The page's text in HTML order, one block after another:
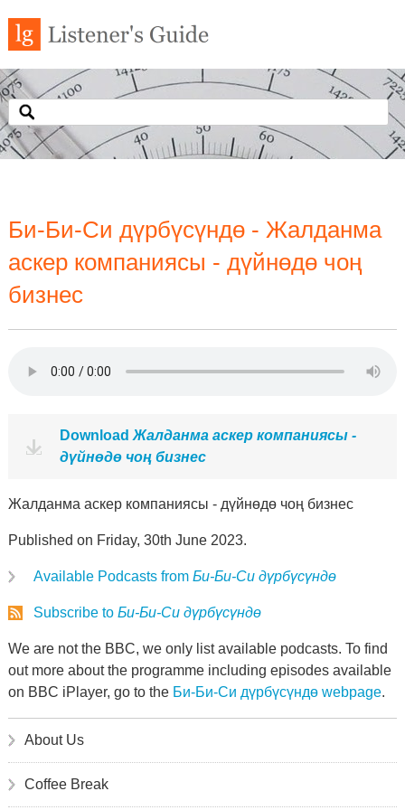
Би-Би-Си дүрбүсүндө - Жалданма
аскер компаниясы - дүйнөдө чоң
бизнес
Download Жалданма аскер компаниясы -
дүйнөдө чоң бизнес
Жалданма аскер компаниясы - дүйнөдө чоң бизнес
Published on Friday, 30th June 2023.
Available Podcasts from Би-Би-Си дүрбүсүндө
Subscribe to Би-Би-Си дүрбүсүндө
We are not the BBC, we only list available podcasts. To find
out more about the programme including episodes available
on BBC iPlayer, go to the Би-Би-Си дүрбүсүндө webpage.
About Us
Coffee Break